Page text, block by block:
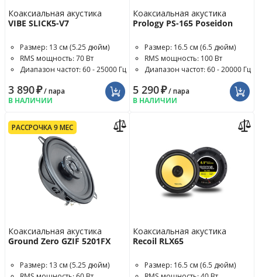
Коаксиальная акустика
VIBE SLICK5-V7
Размер: 13 см (5.25 дюйм)
RMS мощность: 70 Вт
Диапазон частот: 60 - 25000 Гц
3 890₽/ пара
В НАЛИЧИИ
Коаксиальная акустика
Prology PS-165 Poseidon
Размер: 16.5 см (6.5 дюйм)
RMS мощность: 100 Вт
Диапазон частот: 60 - 20000 Гц
5 290₽/ пара
В НАЛИЧИИ
РАССРОЧКА 9 МЕС
Коаксиальная акустика
Ground Zero GZIF 5201FX
Размер: 13 см (5.25 дюйм)
Коаксиальная акустика
Recoil RLX65
Размер: 16.5 см (6.5 дюйм)